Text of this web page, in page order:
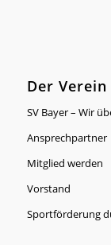
Der Verein
SV Bayer – Wir
Ansprechpartner
Mitglied werden
Vorstand
Sportförderung